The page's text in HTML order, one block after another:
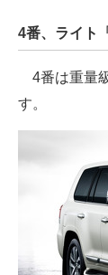
4番、ライト
4番は重量
す。